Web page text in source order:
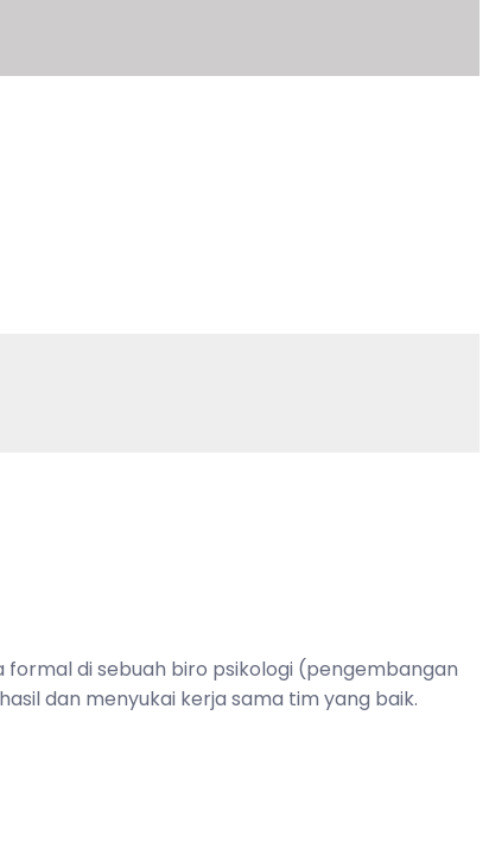
formal di sebuah biro psikologi (pengembangan
dan menyukai kerja sama tim yang baik.